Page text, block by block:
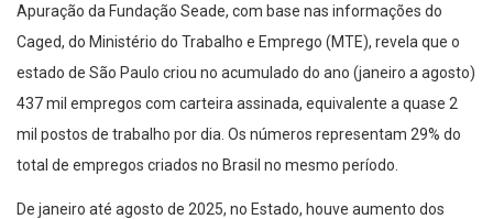
Apuração da Fundação Seade, com base nas informações do
Caged, do Ministério do Trabalho e Emprego (MTE), revela que o
estado de São Paulo criou no acumulado do ano (janeiro a agosto)
437 mil empregos com carteira assinada, equivalente a quase 2
mil postos de trabalho por dia. Os números representam 29% do
total de empregos criados no Brasil no mesmo período.
De janeiro até agosto de 2025, no Estado, houve aumento dos